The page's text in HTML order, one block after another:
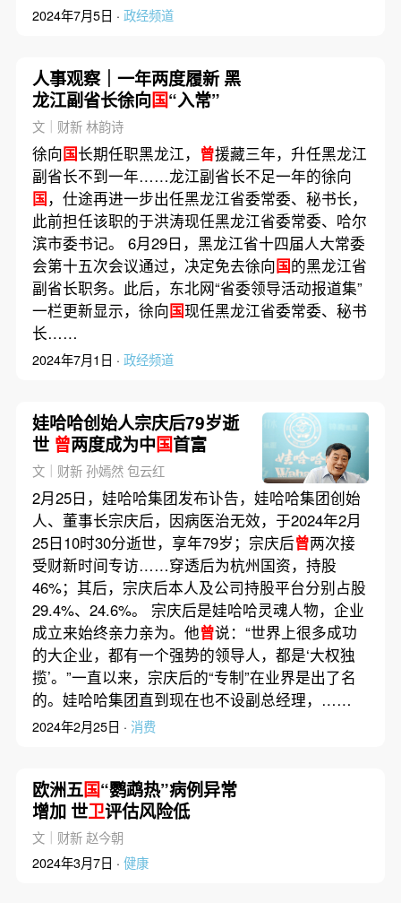
2024年7月5日 · 政经频道
人事观察｜一年两度履新 黑
龙江副省长徐向国“入常”
文｜财新 林韵诗
徐向国长期任职黑龙江， 曾援藏三年，升任黑龙江
副省长不到一年……龙江副省长不足一年的徐向
国，仕途再进一步出任黑龙江省委常委、秘书长，
此前担任该职的于洪涛现任黑龙江省委常委、哈尔
滨市委书记。 6月29日，黑龙江省十四届人大常委
会第十五次会议通过，决定免去徐向国的黑龙江省
副省长职务。此后，东北网“省委领导活动报道集”
一栏更新显示，徐向国现任黑龙江省委常委、秘书
长……
2024年7月1日 · 政经频道
娃哈哈创始人宗庆后79岁逝
世 曾两度成为中国首富
文｜财新 孙嫣然 包云红
2月25日，娃哈哈集团发布讣告，娃哈哈集团创始
人、董事长宗庆后，因病医治无效，于2024年2月
25日10时30分逝世，享年79岁；宗庆后曾两次接
受财新时间专访……穿透后为杭州国资，持股
46%；其后，宗庆后本人及公司持股平台分别占股
29.4%、24.6%。 宗庆后是娃哈哈灵魂人物，企业
成立来始终亲力亲为。他曾说：“世界上很多成功
的大企业，都有一个强势的领导人，都是‘大权独
揽’。”一直以来，宗庆后的“专制”在业界是出了名
的。娃哈哈集团直到现在也不设副总经理，……
2024年2月25日 · 消费
欧洲五国“鹦鹉热”病例异常
增加 世卫评估风险低
文｜财新 赵今朝
2024年3月7日 · 健康